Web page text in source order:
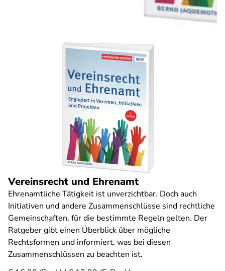
Vereinsrecht und Ehrenamt
Ehrenamtliche Tätigkeit ist unverzichtbar. Doch auch
Initiativen und andere Zusammenschlüsse sind rechtliche
Gemeinschaften, für die bestimmte Regeln gelten. Der
Ratgeber gibt einen Überblick über mögliche
Rechtsformen und informiert, was bei diesen
Zusammenschlüssen zu beachten ist.